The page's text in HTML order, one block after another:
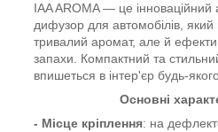
IAA AROMA — це
дифузор для автомобілів, який
тривалий аромат, але й
запахи. Компактний та
впишеться в інтер'єр будь-
Основні
- Місце кріплення: на